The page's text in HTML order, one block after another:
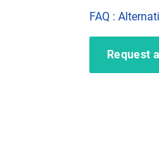
FAQ :
Request